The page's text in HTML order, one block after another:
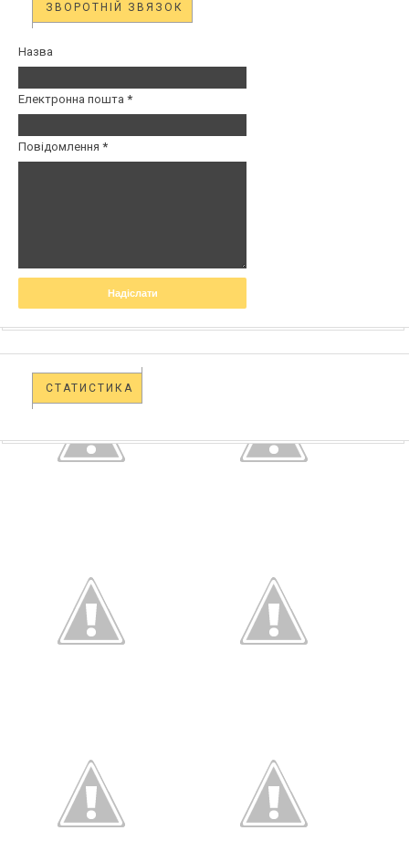
ЗВОРОТНІЙ ЗВЯЗОК
Назва
Електронна пошта *
Повідомлення *
СТАТИСТИКА